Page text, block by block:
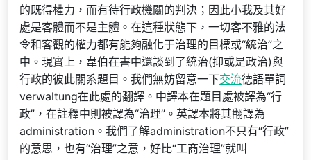
的既得權力，而有待行政機關的判決；因此小我及其好
處是客體而不是主體。在這種狀態下，一切客不雅的法
令和客觀的權力都有能夠融化于治理的目標或“統治”之
中。現實上，韋伯在書中還談到了統治(抑或是政治)與
行政的彼此關系題目。我們無妨留意一下交流德語單詞
verwaltung在此處的翻譯。中譯本在題目處被譯為“行
政”，在註釋中則被譯為“治理”。英譯本將其翻譯為
administration。我們了解administration不只有“行政”
的意思，也有“治理”之意，好比“工商治理”就叫